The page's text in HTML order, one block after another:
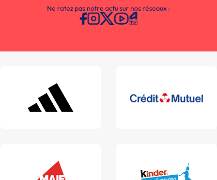
Ne ratez pas notre actu sur nos réseaux :